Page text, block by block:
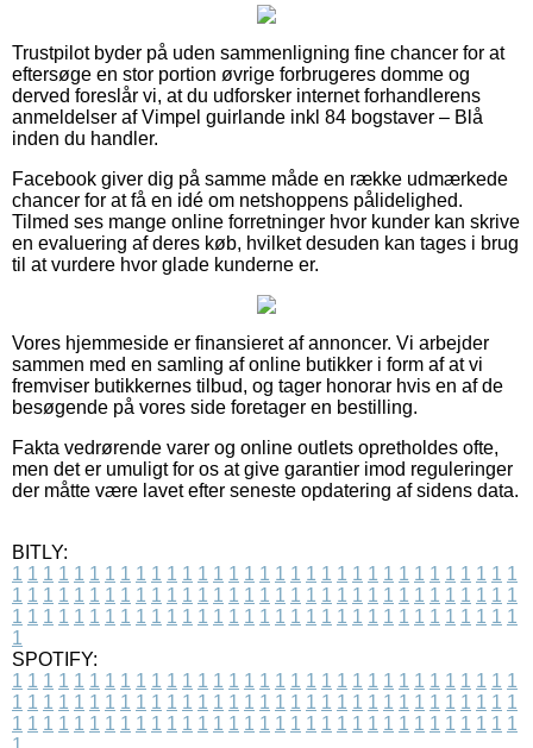
Trustpilot byder på uden sammenligning fine chancer for at
eftersøge en stor portion øvrige forbrugeres domme og
derved foreslår vi, at du udforsker internet forhandlerens
anmeldelser af Vimpel guirlande inkl 84 bogstaver – Blå
inden du handler.
Facebook giver dig på samme måde en række udmærkede
chancer for at få en idé om netshoppens pålidelighed.
Tilmed ses mange online forretninger hvor kunder kan skrive
en evaluering af deres køb, hvilket desuden kan tages i brug
til at vurdere hvor glade kunderne er.
Vores hjemmeside er finansieret af annoncer. Vi arbejder
sammen med en samling af online butikker i form af at vi
fremviser butikkernes tilbud, og tager honorar hvis en af de
besøgende på vores side foretager en bestilling.
Fakta vedrørende varer og online outlets opretholdes ofte,
men det er umuligt for os at give garantier imod reguleringer
der måtte være lavet efter seneste opdatering af sidens data.
BITLY:
1 1 1 1 1 1 1 1 1 1 1 1 1 1 1 1 1 1 1 1 1 1 1 1 1 1 1 1 1 1 1 1 1
1 1 1 1 1 1 1 1 1 1 1 1 1 1 1 1 1 1 1 1 1 1 1 1 1 1 1 1 1 1 1 1 1
1 1 1 1 1 1 1 1 1 1 1 1 1 1 1 1 1 1 1 1 1 1 1 1 1 1 1 1 1 1 1 1 1
1
SPOTIFY:
1 1 1 1 1 1 1 1 1 1 1 1 1 1 1 1 1 1 1 1 1 1 1 1 1 1 1 1 1 1 1 1 1
1 1 1 1 1 1 1 1 1 1 1 1 1 1 1 1 1 1 1 1 1 1 1 1 1 1 1 1 1 1 1 1 1
1 1 1 1 1 1 1 1 1 1 1 1 1 1 1 1 1 1 1 1 1 1 1 1 1 1 1 1 1 1 1 1 1